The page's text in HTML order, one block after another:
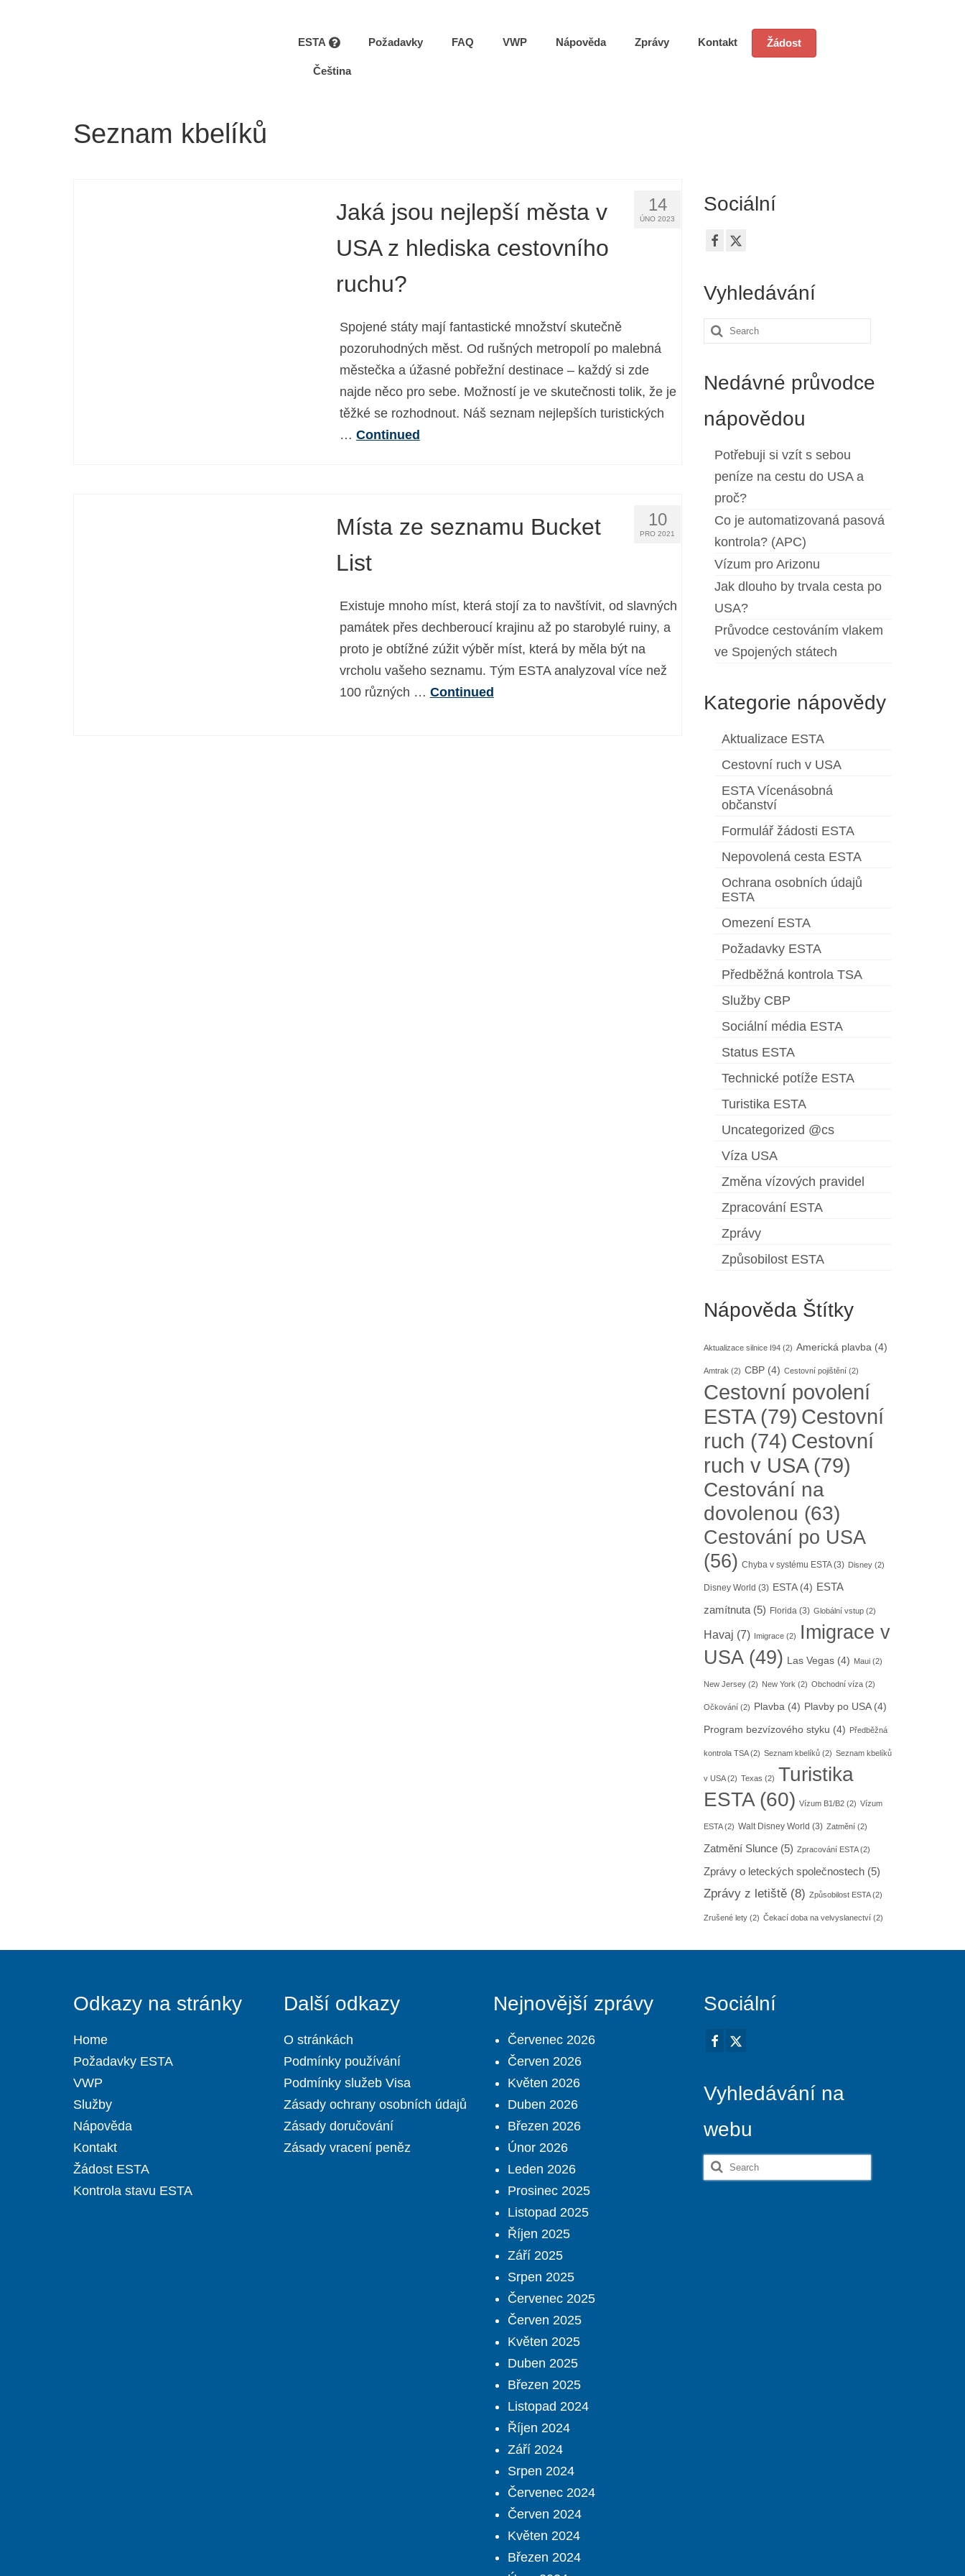
ESTA Požadavky FAQ VWP Nápověda Zprávy Kontakt Žádost
Čeština
Seznam kbelíků
14
ÚNO 2023
Jaká jsou nejlepší města v
USA z hlediska cestovního
ruchu?
Spojené státy mají fantastické množství skutečně
pozoruhodných měst. Od rušných metropolí po malebná
městečka a úžasné pobřežní destinace – každý si zde
najde něco pro sebe. Možností je ve skutečnosti tolik, že je
těžké se rozhodnout. Náš seznam nejlepších turistických
… Continued
10
PRO 2021
Místa ze seznamu Bucket
List
Existuje mnoho míst, která stojí za to navštívit, od slavných
památek přes dechberoucí krajinu až po starobylé ruiny, a
proto je obtížné zúžit výběr míst, která by měla být na
vrcholu vašeho seznamu. Tým ESTA analyzoval více než
100 různých … Continued
Sociální
Vyhledávání
Search
Nedávné průvodce
nápovědou
Potřebuji si vzít s sebou
peníze na cestu do USA a
proč?
Co je automatizovaná pasová
kontrola? (APC)
Vízum pro Arizonu
Jak dlouho by trvala cesta po
USA?
Průvodce cestováním vlakem
ve Spojených státech
Kategorie nápovědy
Aktualizace ESTA
Cestovní ruch v USA
ESTA Vícenásobná
občanství
Formulář žádosti ESTA
Nepovolená cesta ESTA
Ochrana osobních údajů
ESTA
Omezení ESTA
Požadavky ESTA
Předběžná kontrola TSA
Služby CBP
Sociální média ESTA
Status ESTA
Technické potíže ESTA
Turistika ESTA
Uncategorized @cs
Víza USA
Změna vízových pravidel
Zpracování ESTA
Zprávy
Způsobilost ESTA
Nápověda Štítky
Aktualizace silnice I94(2) Americká plavba(4)
Amtrak (2) CBP(4) Cestovní pojištění (2)
Cestovní povolení
ESTA(79) Cestovní
ruch (74) Cestovní
ruch v USA(79)
Cestování na
dovolenou (63)
Cestování po USA
(56) Chyba v systému ESTA(3) Disney(2)
Disney World (3) ESTA(4) ESTA
zamítnuta(5) Florida(3) Globální vstup(2)
Havaj (7) Imigrace(2)
Imigrace v
USA(49) Las Vegas(4) Maui(2)
New Jersey(2) New York (2) Obchodní víza(2)
Očkování (2) Plavba(4) Plavby po USA(4)
Program bezvízového styku (4) Předběžná
kontrola TSA(2) Seznam kbelíků(2) Seznam kbelíků
v USA(2) Texas (2) Turistika
ESTA(60) Vízum B1/B2(2) Vízum
ESTA(2) Walt Disney World (3) Zatmění (2)
Zatmění Slunce(5) Zpracování ESTA(2)
Zprávy o leteckých společnostech(5)
Zprávy z letiště(8) Způsobilost ESTA(2)
Zrušené lety(2) Čekací doba na velvyslanectví (2)
Odkazy na stránky
Home
Požadavky ESTA
VWP
Služby
Nápověda
Kontakt
Žádost ESTA
Kontrola stavu ESTA
Další odkazy
O stránkách
Podmínky používání
Podmínky služeb Visa
Zásady ochrany osobních údajů
Zásady doručování
Zásady vracení peněz
Nejnovější zprávy
Červenec 2026
Červen 2026
Květen 2026
Duben 2026
Březen 2026
Únor 2026
Leden 2026
Prosinec 2025
Listopad 2025
Říjen 2025
Září 2025
Srpen 2025
Červenec 2025
Červen 2025
Květen 2025
Duben 2025
Březen 2025
Listopad 2024
Říjen 2024
Září 2024
Srpen 2024
Červenec 2024
Červen 2024
Květen 2024
Březen 2024
Sociální
Vyhledávání na
webu
Search
for: